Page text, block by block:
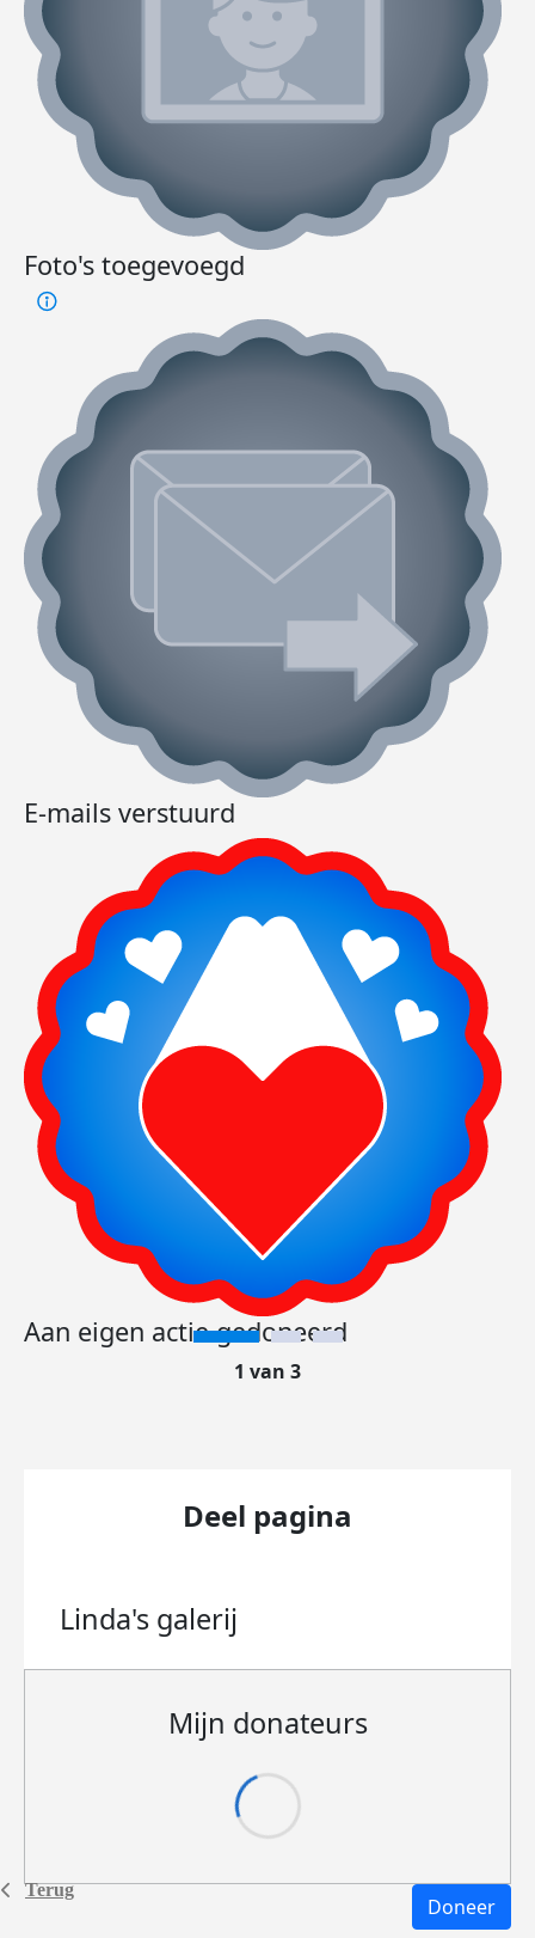
Terug
Foto's toegevoegd
E-mails verstuurd
Aan eigen actie gedoneerd
1 van 3
Deel pagina
Linda's galerij
Mijn donateurs
Doneer